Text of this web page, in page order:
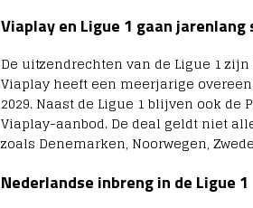
Viaplay en Ligue 1 gaan jarenlang
De uitzendrechten van de Ligue 1
Viaplay heeft een meerjarige
2029. Naast de Ligue 1 blijven ook
Viaplay-aanbod. De deal geldt niet
zoals Denemarken, Noorwegen,
Nederlandse inbreng in de Ligue 1